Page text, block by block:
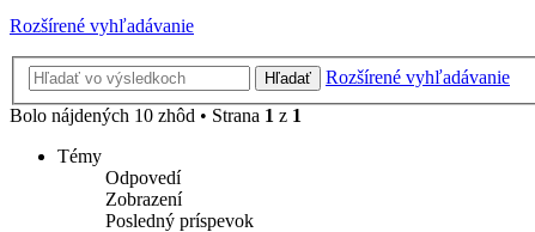
Rozšírené vyhľadávanie
Hľadať
Rozšírené vyhľadávanie
Bolo nájdených 10 zhôd • Strana 1 z 1
Témy
Odpovedí
Zobrazení
Posledný príspevok